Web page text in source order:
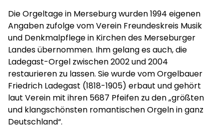
Die Orgeltage in Merseburg wurden 1994 eigenen
Angaben zufolge vom Verein Freundeskreis Musik
und Denkmalpflege in Kirchen des Merseburger
Landes übernommen. Ihm gelang es auch, die
Ladegast-Orgel zwischen 2002 und 2004
restaurieren zu lassen. Sie wurde vom Orgelbauer
Friedrich Ladegast (1818-1905) erbaut und gehört
laut Verein mit ihren 5687 Pfeifen zu den „größten
und klangschönsten romantischen Orgeln in ganz
Deutschland“.